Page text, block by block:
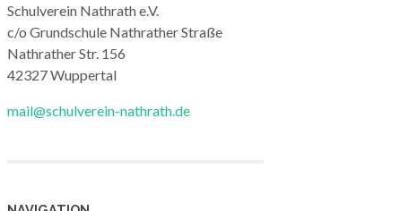
Schulverein Nathrath e.V.
c/o Grundschule Nathrather Straße
Nathrather Str. 156
42327 Wuppertal
mail@schulverein-nathrath.de